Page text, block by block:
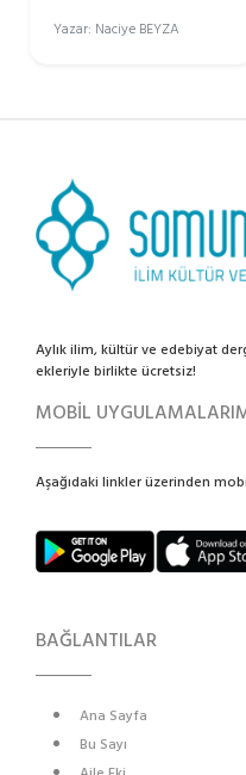
Yazar: Naciye BEYZA
Aylık ilim, kültür ve edebiyat
ekleriyle birlikte ücretsiz!
MOBİL
Aşağıdaki linkler üzerinden
BAĞLANTILAR
Ana Sayfa
Bu Sayı